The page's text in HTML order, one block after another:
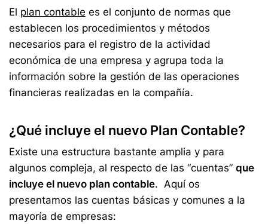
El plan contable es el conjunto de normas que
establecen los procedimientos y métodos
necesarios para el registro de la actividad
económica de una empresa y agrupa toda la
información sobre la gestión de las operaciones
financieras realizadas en la compañía.
¿Qué incluye el nuevo Plan Contable?
Existe una estructura bastante amplia y para
algunos compleja, al respecto de las “cuentas” que
incluye el nuevo plan contable. Aquí os
presentamos las cuentas básicas y comunes a la
mayoría de empresas: